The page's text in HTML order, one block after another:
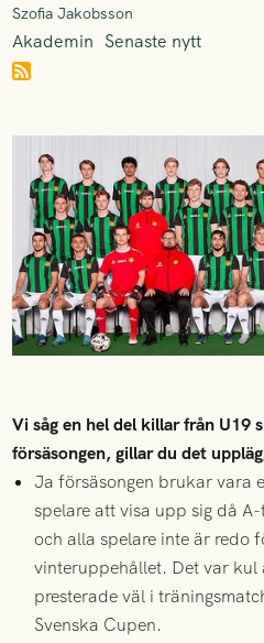
Szofia Jakobsson
Akademin Senaste nytt
Vi såg en hel del killar från U19
försäsongen, gillar du det
Ja försäsongen brukar vara
spelare att visa upp sig då
och alla spelare inte är redo
vinteruppehållet. Det var kul
presterade väl i
Svenska Cupen.